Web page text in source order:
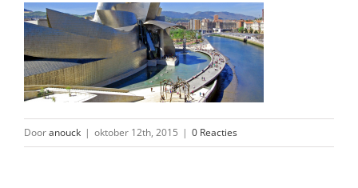
Dooranouck | oktober 12th, 2015 | 0 Reacties